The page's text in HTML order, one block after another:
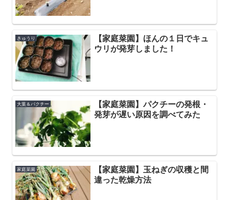
きゅうり
【家庭菜園】ほんの１日でキュ
ウリが発芽しました！
大葉＆パクチー
【家庭菜園】パクチーの発根・
発芽が遅い原因を調べてみた
家庭菜園
【家庭菜園】玉ねぎの収穫と間
違った乾燥方法